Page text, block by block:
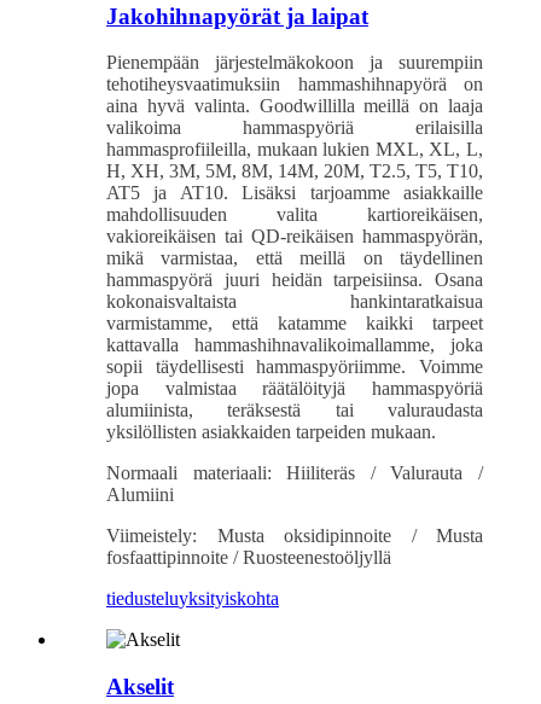
Jakohihnapyörät ja laipat
Pienempään järjestelmäkokoon ja suurempiin
tehotiheysvaatimuksiin hammashihnapyörä on
aina hyvä valinta. Goodwillilla meillä on laaja
valikoima hammaspyöriä erilaisilla
hammasprofiileilla, mukaan lukien MXL, XL, L,
H, XH, 3M, 5M, 8M, 14M, 20M, T2.5, T5, T10,
AT5 ja AT10. Lisäksi tarjoamme asiakkaille
mahdollisuuden valita kartioreikäisen,
vakioreikäisen tai QD-reikäisen hammaspyörän,
mikä varmistaa, että meillä on täydellinen
hammaspyörä juuri heidän tarpeisiinsa. Osana
kokonaisvaltaista hankintaratkaisua
varmistamme, että katamme kaikki tarpeet
kattavalla hammashihnavalikoimallamme, joka
sopii täydellisesti hammaspyöriimme. Voimme
jopa valmistaa räätälöityjä hammaspyöriä
alumiinista, teräksestä tai valuraudasta
yksilöllisten asiakkaiden tarpeiden mukaan.
Normaali materiaali: Hiiliteräs / Valurauta /
Alumiini
Viimeistely: Musta oksidipinnoite / Musta
fosfaattipinnoite / Ruosteenestoöljyllä
tiedusteluyksityiskohta
Akselit